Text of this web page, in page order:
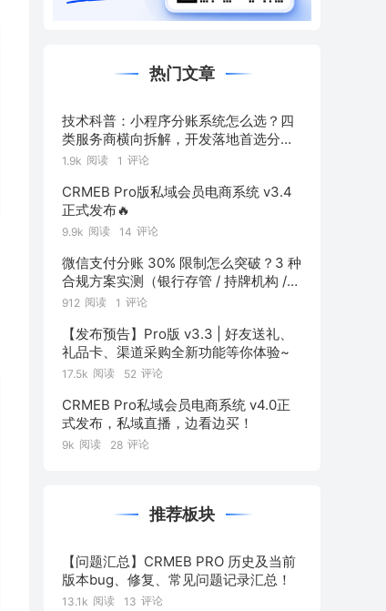
热门文章
技术科普：小程序分账系统怎么选？四
类服务商横向拆解，开发落地首选分账
链
1.9k 阅读 1 评论
CRMEB Pro版私域会员电商系统 v3.4
正式发布🔥
9.9k 阅读 14 评论
微信支付分账 30% 限制怎么突破？3 种
合规方案实测（银行存管 / 持牌机构 /
混合通道对比）
912 阅读 1 评论
【发布预告】Pro版 v3.3 | 好友送礼、
礼品卡、渠道采购全新功能等你体验~
17.5k 阅读 52 评论
CRMEB Pro私域会员电商系统 v4.0正
式发布，私域直播，边看边买！
9k 阅读 28 评论
推荐板块
【问题汇总】CRMEB PRO 历史及当前
版本bug、修复、常见问题记录汇总！
13.1k 阅读 13 评论